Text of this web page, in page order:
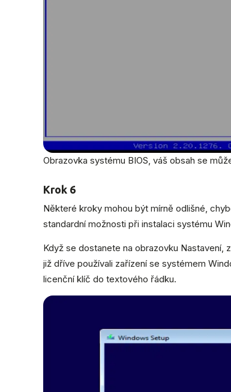
Obrazovka systému BIOS, váš obsah se
Krok 6
Některé kroky mohou být mírně odlišné,
standardní možnosti při instalaci systému
Když se dostanete na obrazovku Nastavení,
již dříve používali zařízení se systémem
licenční klíč do textového řádku.